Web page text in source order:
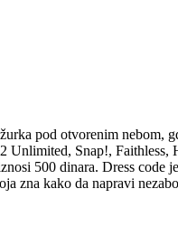
pod otvorenim nebom,
Snap!,
500 dinara. Dress code
zna kako da napravi